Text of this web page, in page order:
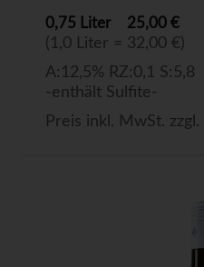
0,75 Liter 25,00 €
(1,0 Liter = 32,00 €)
A:12,5% RZ:0,1 S:5,8
-enthält Sulfite-
Preis inkl. MwSt. zzgl.